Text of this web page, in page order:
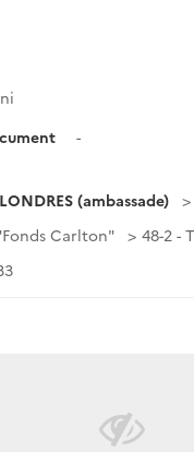
-
(ambassade)
Carlton"
48-2 -